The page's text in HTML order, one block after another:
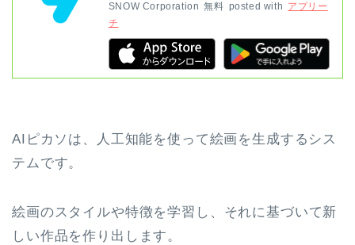
SNOW Corporation 無料 posted with アプリー
チ
AIピカソは、人工知能を使って絵画を生成するシス
テムです。
絵画のスタイルや特徴を学習し、それに基づいて新
しい作品を作り出します。